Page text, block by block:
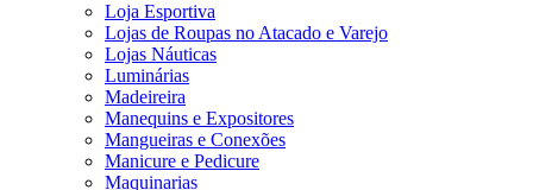
Loja Esportiva
Lojas de Roupas no Atacado e Varejo
Lojas Náuticas
Luminárias
Madeireira
Manequins e Expositores
Mangueiras e Conexões
Manicure e Pedicure
Maquinarias